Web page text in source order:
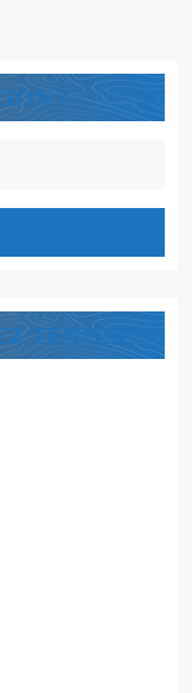
?
TENTER ?